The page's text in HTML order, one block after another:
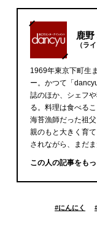
鹿
（ラ
1969年東京下町生
ー。かつて「
誌のほか、シェフ
る。料理は食べる
海苔漁師だった祖
親のもと大きく育
されながら、まだ
この人の記事をも
#にんにく